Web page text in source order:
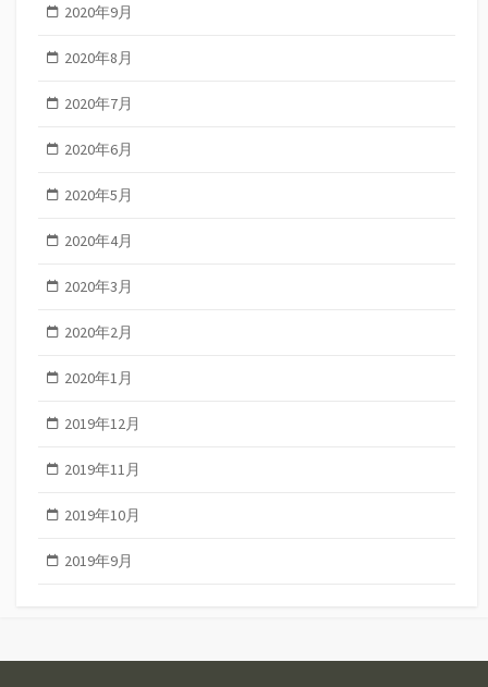
2020年9月
2020年8月
2020年7月
2020年6月
2020年5月
2020年4月
2020年3月
2020年2月
2020年1月
2019年12月
2019年11月
2019年10月
2019年9月